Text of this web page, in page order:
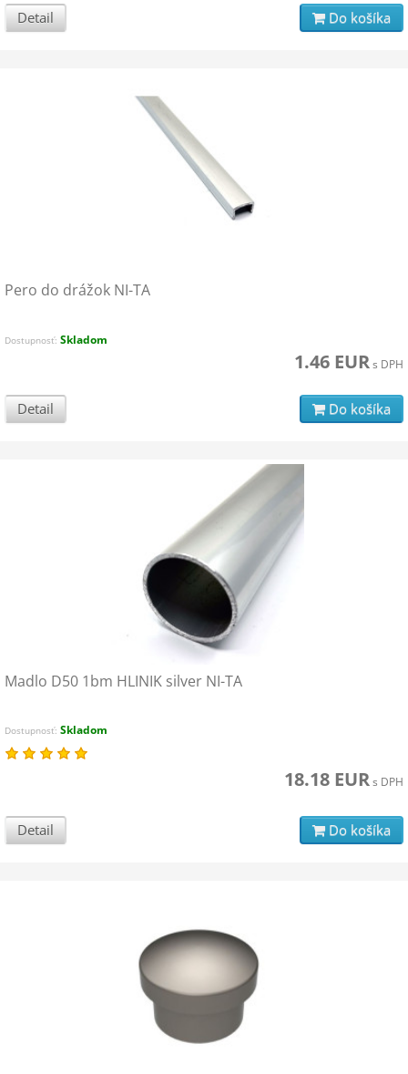
Detail Do košíka
Pero do drážok NI-TA
Dostupnosť: Skladom
1.46 EURs DPH
Detail Do košíka
Madlo D50 1bm HLINIK silver NI-TA
Dostupnosť: Skladom
18.18 EURs DPH
Detail Do košíka